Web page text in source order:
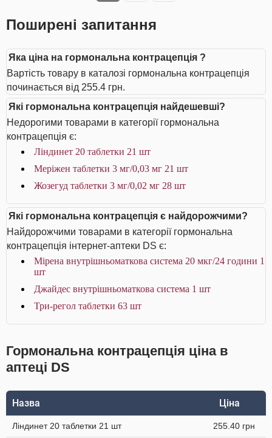
Поширені запитання
Яка ціна на гормональна контрацепція ?
Вартість товару в каталозі гормональна контрацепція
починається від 255.4 грн.
Які гормональна контрацепція найдешевші?
Недорогими товарами в категорії гормональна
контрацепція є:
Ліндинет 20 таблетки 21 шт
Меріжен таблетки 3 мг/0,03 мг 21 шт
Жозегуд таблетки 3 мг/0,02 мг 28 шт
Які гормональна контрацепція є найдорожчими?
Найдорожчими товарами в категорії гормональна
контрацепція інтернет-аптеки DS є:
Мірена внутрішньоматкова система 20 мкг/24 години 1
шт
Джайдес внутрішньоматкова система 1 шт
Три-регол таблетки 63 шт
Гормональна контрацепція ціна в
аптеці DS
Назва Ціна
Ліндинет 20 таблетки 21 шт 255.40 грн